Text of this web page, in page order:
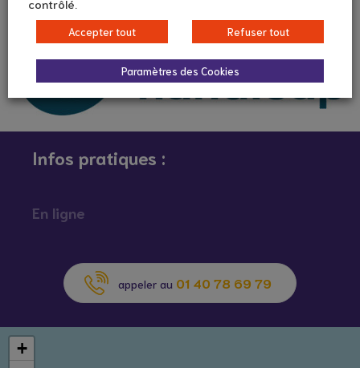
Infos pratiques :
En ligne
appeler au 01 40 78 69 79
+
contrôlé.
Accepter tout Refuser tout
Paramètres des Cookies